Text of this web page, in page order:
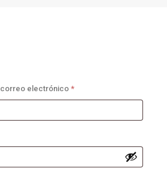
correo electrónico *Obligatorio